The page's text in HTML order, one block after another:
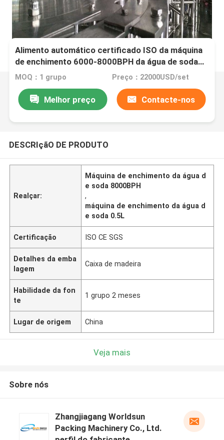
Alimento automático certificado ISO da máquina
de enchimento 6000-8000BPH da água de soda
de Sprite da cola da máquina de enchimento da
MOQ：1 grupo Preço：22000USD/set
Melhor preço Contacte-nos
DESCRIçãO DE PRODUTO
Realçar:
Máquina de enchimento da água d
e soda 8000BPH
,
máquina de enchimento da água d
e soda 0.5L
Certificação ISO CE SGS
Detalhes da emba
lagem
Caixa de madeira
Habilidade da fon
te
1 grupo 2 meses
Lugar de origem China
Veja mais
Sobre nós
Zhangjiagang Worldsun
Packing Machinery Co., Ltd.